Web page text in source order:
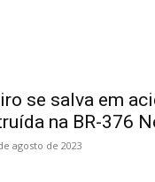
se salva em
na BR-376
agosto de 2023